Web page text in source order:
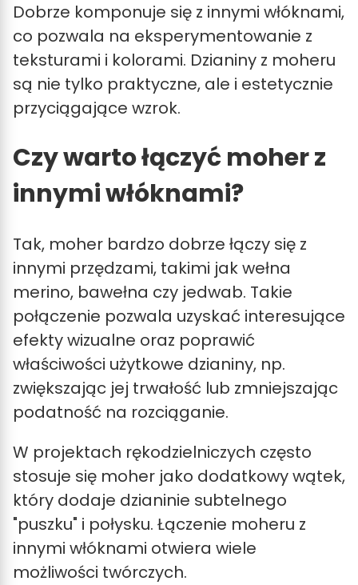
Dobrze komponuje się z innymi włóknami,
co pozwala na eksperymentowanie z
teksturami i kolorami. Dzianiny z moheru
są nie tylko praktyczne, ale i estetycznie
przyciągające wzrok.
Czy warto łączyć moher z
innymi włóknami?
Tak, moher bardzo dobrze łączy się z
innymi przędzami, takimi jak wełna
merino, bawełna czy jedwab. Takie
połączenie pozwala uzyskać interesujące
efekty wizualne oraz poprawić
właściwości użytkowe dzianiny, np.
zwiększając jej trwałość lub zmniejszając
podatność na rozciąganie.
W projektach rękodzielniczych często
stosuje się moher jako dodatkowy wątek,
który dodaje dzianinie subtelnego
"puszku" i połysku. Łączenie moheru z
innymi włóknami otwiera wiele
możliwości twórczych.